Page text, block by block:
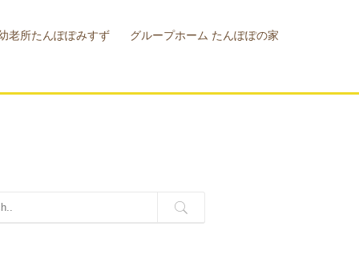
老所たんぽぽみすず グループホーム たんぽぽの家